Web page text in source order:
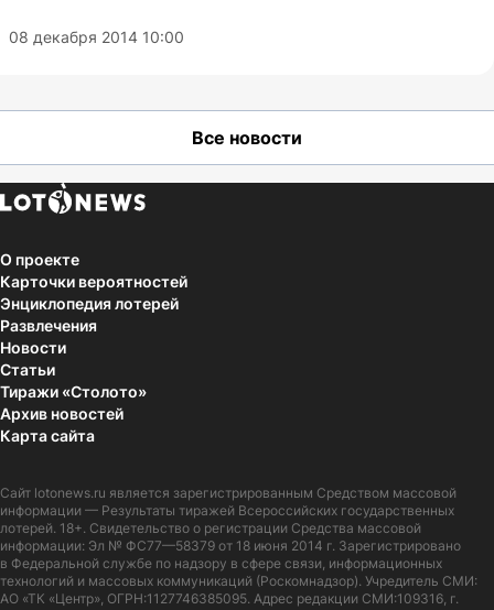
08 декабря 2014 10:00
Все новости
О проекте
Карточки вероятностей
Энциклопедия лотерей
Развлечения
Новости
Статьи
Тиражи «Столото»
Архив новостей
Карта сайта
Сайт lotonews.ru является зарегистрированным Средством массовой
информации — Результаты тиражей Всероссийских государственных
лотерей. 18+. Свидетельство о регистрации Средства массовой
информации: Эл № ФС77—58379 от 18 июня 2014 г. Зарегистрировано
в Федеральной службе по надзору в сфере связи, информационных
технологий и массовых коммуникаций (Роскомнадзор). Учредитель СМИ:
АО «ТК «Центр», ОГРН:1127746385095. Адрес редакции СМИ:109316, г.